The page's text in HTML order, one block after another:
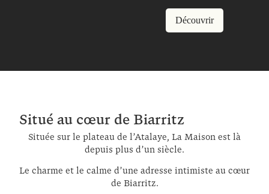
Découvrir
Situé au cœur de Biarritz
Située sur le plateau de l’Atalaye, La Maison est là
depuis plus d’un siècle.
Le charme et le calme d’une adresse intimiste au cœur
de Biarritz.